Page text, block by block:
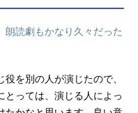
朗読劇もかなり久々だった
を別の人が演じたので、
とっては、演じる人によっ